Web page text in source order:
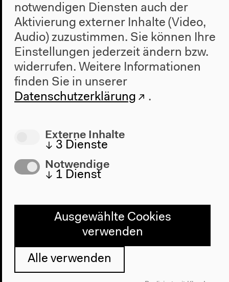
Programm
Das Anthropozän am HKW
notwendigen Diensten auch der
Aktivierung externer Inhalte (Video,
Audio) zuzustimmen. Sie können Ihre
Einstellungen jederzeit ändern bzw.
widerrufen. Weitere Informationen
finden Sie in unserer
Datenschutzerklärung
.
Externe Inhalte
↓ 3 Dienste
Notwendige
↓ 1 Dienst
Ausgewählte Cookies
verwenden
Alle verwenden